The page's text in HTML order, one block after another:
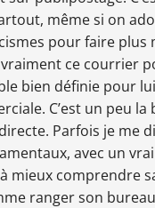
même si on
pour faire plus
ce courrier
bien définie pour
C’est un peu la
Parfois je me
avec un
mieux comprendre
ranger son